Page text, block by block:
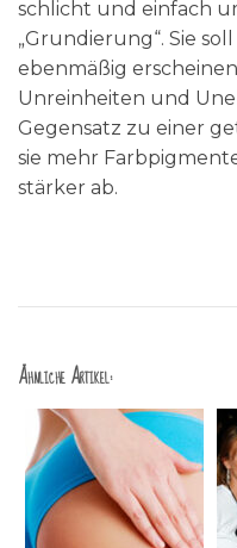
schlicht und einfach
„Grundierung“. Sie
ebenmäßig
Unreinheiten und
Gegensatz zu einer
sie mehr
stärker ab.
Ähnliche Artikel: